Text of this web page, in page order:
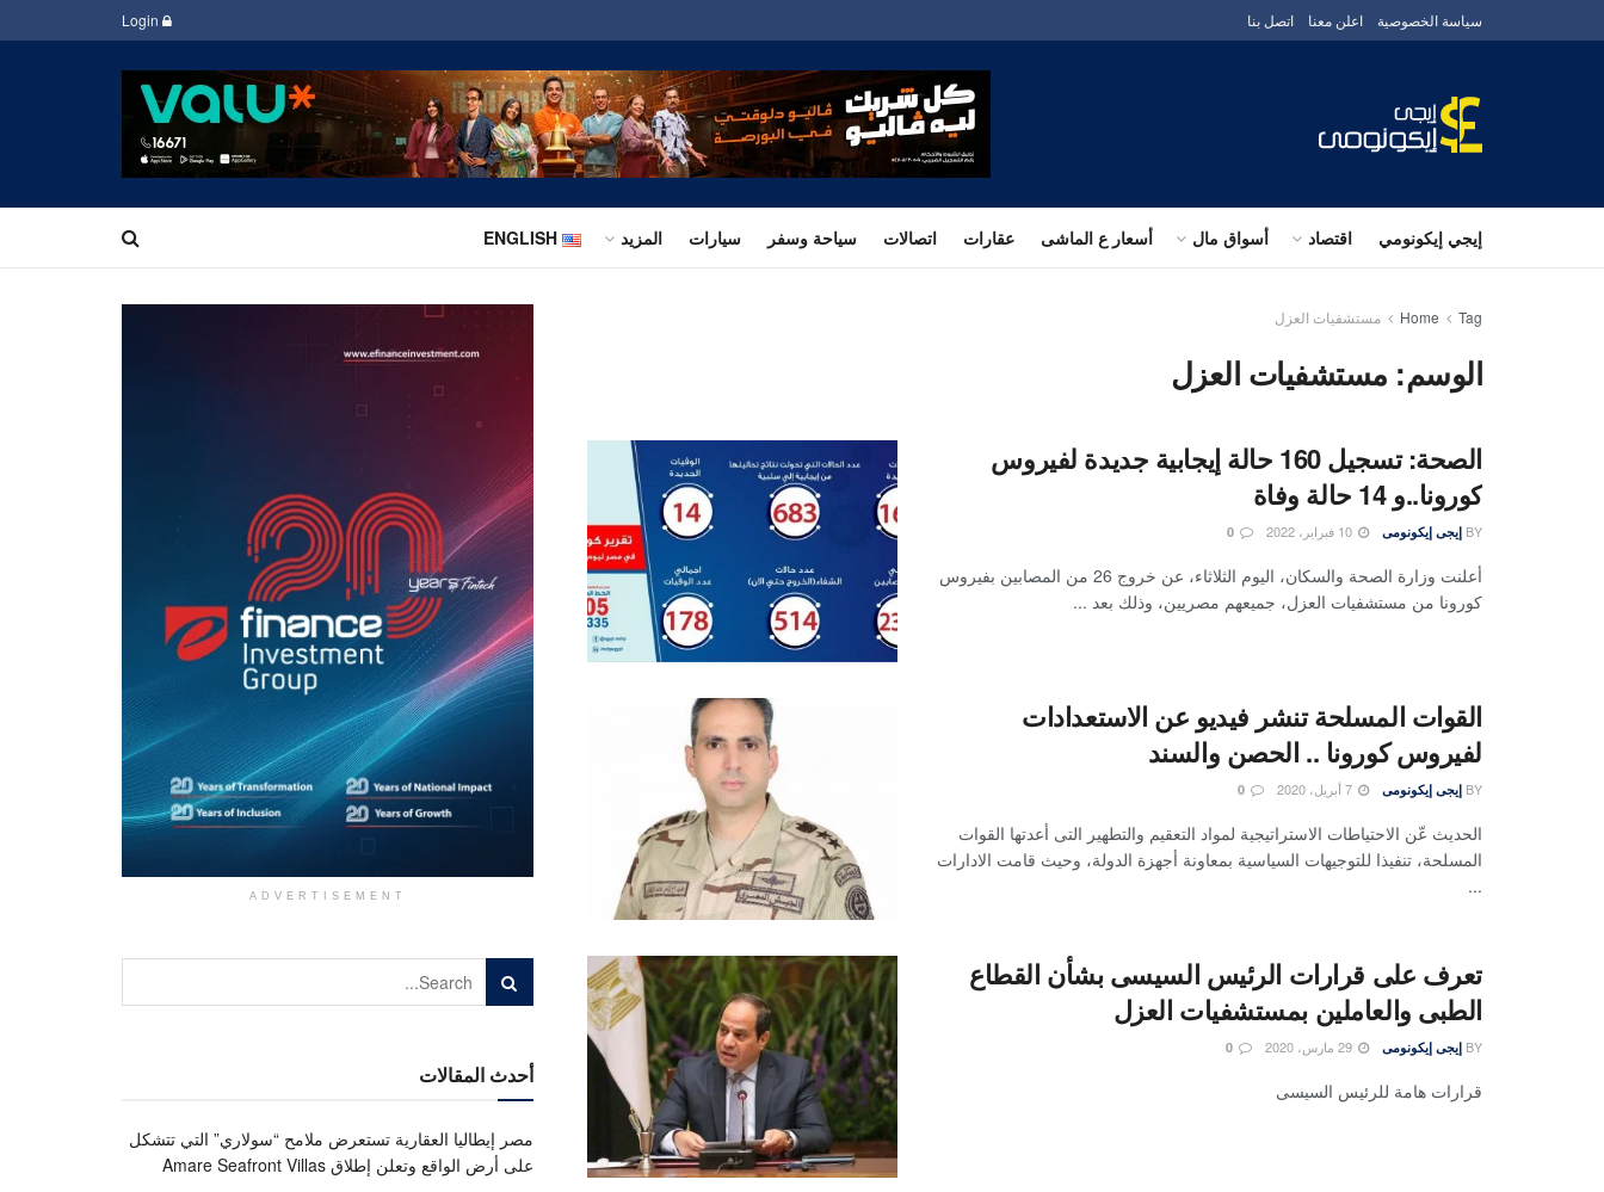
سياسة الخصوصية اعلن معنا اتصل بنا
إيجي إيكونومي اقتصاد أسواق مال أسعار ع الماشى عقارات اتصالات سياحة وسفر سيارات المزيد ENGLISH
Home Tag مستشفيات العزل
الوسم: مستشفيات العزل
الصحة: تسجيل 160 حالة إيجابية جديدة لفيروس
كورونا..و 14 حالة وفاة
BY إيجى إيكونومى
أعلنت وزارة الصحة والسكان، اليوم الثلاثاء، عن خروج 26 من المصابين بفيروس
كورونا من مستشفيات العزل، جميعهم مصريين، وذلك بعد ...
القوات المسلحة تنشر فيديو عن الاستعدادات
لفيروس كورونا .. الحصن والسند
BY إيجى إيكونومى
الحديث عّن الاحتياطات الاستراتيجية لمواد التعقيم والتطهير التى أعدتها القوات
المسلحة، تنفيذا للتوجيهات السياسية بمعاونة أجهزة الدولة، وحيث قامت الادارات
...
تعرف على قرارات الرئيس السيسى بشأن القطاع
الطبى والعاملين بمستشفيات العزل
BY إيجى إيكونومى
قرارات هامة للرئيس السيسى
ADVERTISEMENT
أحدث المقالات
مصر إيطاليا العقارية تستعرض ملامح “سولاري” التي تتشكل
على أرض الواقع وتعلن إطلاق Amare Seafront Villas